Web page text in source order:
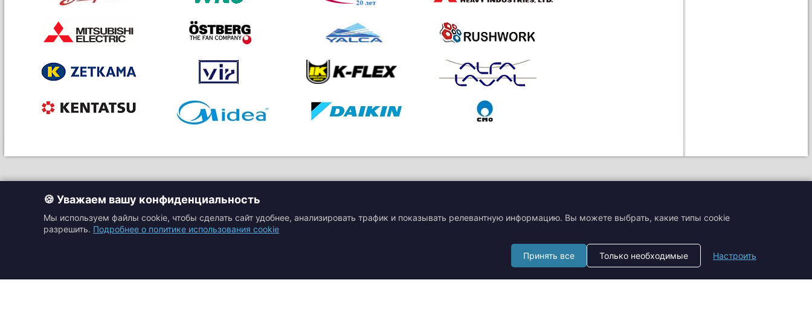
+7 (495) 204-19-33
zakaz@smtrading.ru
🍪 Уважаем вашу конфиденциальность
Мы используем файлы cookie, чтобы сделать сайт удобнее, анализировать трафик и показывать релевантную информацию. Вы можете выбрать, какие типы cookie
разрешить. Подробнее о политике использования cookie
Принять все Только необходимые Настроить